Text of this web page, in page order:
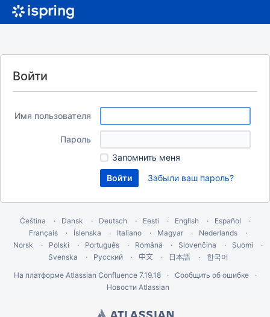
Войти
Имя пользователя
Пароль
Запомнить меня
Забыли ваш пароль?
Čeština Dansk Deutsch Eesti English
Español
Français
Íslenska Italiano Magyar
Nederlands
Norsk
Polski Português Română Slovenčina
Suomi
Svenska
Русский 中文 日本語
한국어
На платформе Atlassian Confluence 7.19.18
Сообщить об ошибке
Новости Atlassian